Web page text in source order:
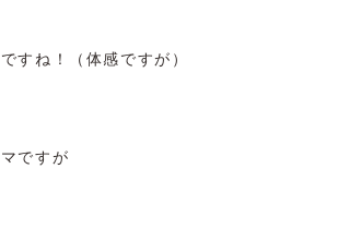
すね！（体感ですが）
ですが